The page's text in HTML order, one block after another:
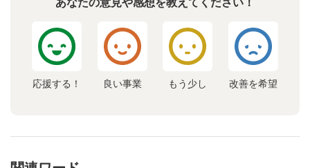
あなたの意見や感想を教えてください！
応援する！ 良い事業 もう少し 改善を希望